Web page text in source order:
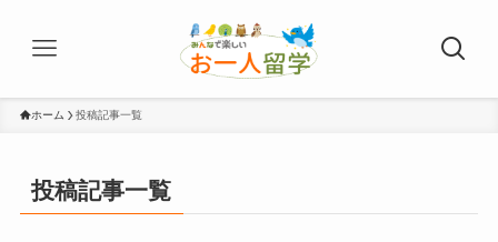
ホーム 投稿記事一覧
投稿記事一覧